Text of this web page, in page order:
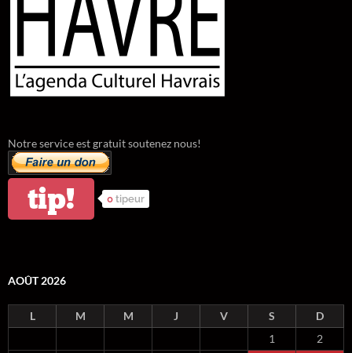
Notre service est gratuit soutenez nous!
tip! 0 tipeur
AOÛT 2026
L M M J V S
D
1
2